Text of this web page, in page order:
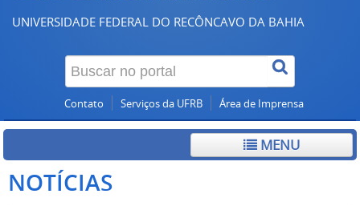
UNIVERSIDADE FEDERAL DO RECÔNCAVO DA BAHIA
Contato Serviços da UFRB Área de Imprensa
MENU
NOTÍCIAS